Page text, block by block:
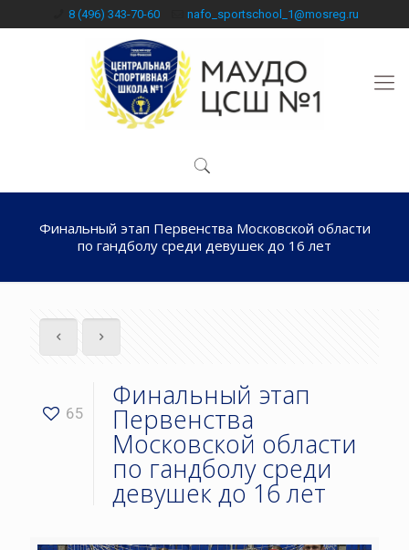
8 (496) 343-70-60 nafo_sportschool_1@mosreg.ru
Финальный этап Первенства Московской области
по гандболу среди девушек до 16 лет
65
Финальный этап
Первенства
Московской области
по гандболу среди
девушек до 16 лет